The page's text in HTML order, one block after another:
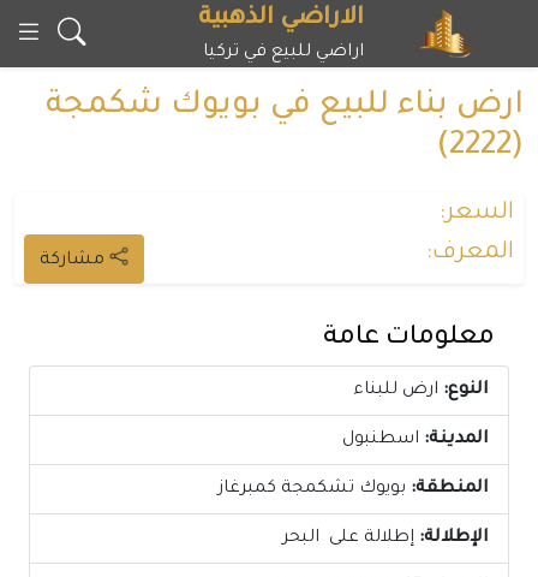
المحتوى
الاراضي الذهبية
اراضي للبيع في تركيا
ارض بناء للبيع في بويوك شكمجة
(2222)
السعر:
المعرف:
معلومات عامة
النوع: ارض للبناء
المدينة: اسطنبول
المنطقة: بويوك تشكمجة كمبرغاز
الإطلالة: إطلالة على البحر